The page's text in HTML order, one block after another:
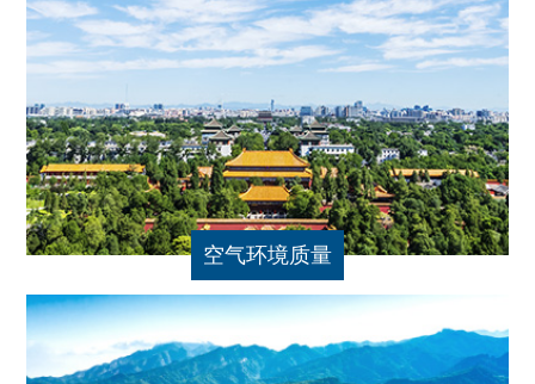
空气环境质量